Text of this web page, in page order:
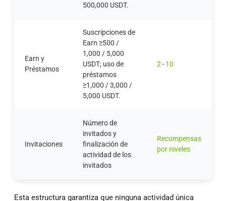
500,000 USDT.
Earn y
Préstamos
Suscripciones de
Earn ≥500 /
1,000 / 5,000
USDT; uso de
préstamos
≥1,000 / 3,000 /
5,000 USDT.
2–10
Invitaciones
Número de
invitados y
finalización de
actividad de los
invitados
Recompensas
por niveles
Esta estructura garantiza que ninguna actividad única